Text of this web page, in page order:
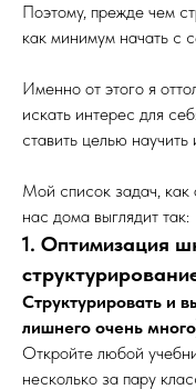
Поэтому, прежде чем
как минимум начать с
Именно от этого я
искать интерес для
ставить целью
Мой список задач, как
нас дома выглядит так:
1. Оптимизация
Структурировать и
лишнего очень
Откройте любой
несколько за пару